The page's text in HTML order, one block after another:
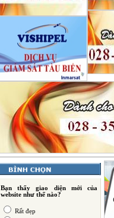
Bạn thấy giao diện mới của
website như thế nào?
Rất đẹp